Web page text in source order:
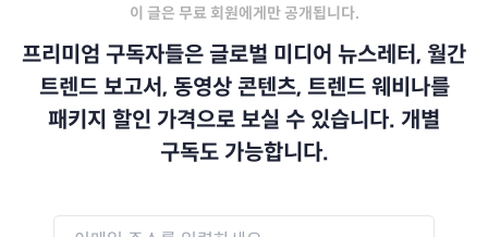
이 글은 무료 회원에게만 공개됩니다.
프리미엄 구독자들은 글로벌 미디어 뉴스레터, 월간
트렌드 보고서, 동영상 콘텐츠, 트렌드 웨비나를
패키지 할인 가격으로 보실 수 있습니다. 개별
구독도 가능합니다.